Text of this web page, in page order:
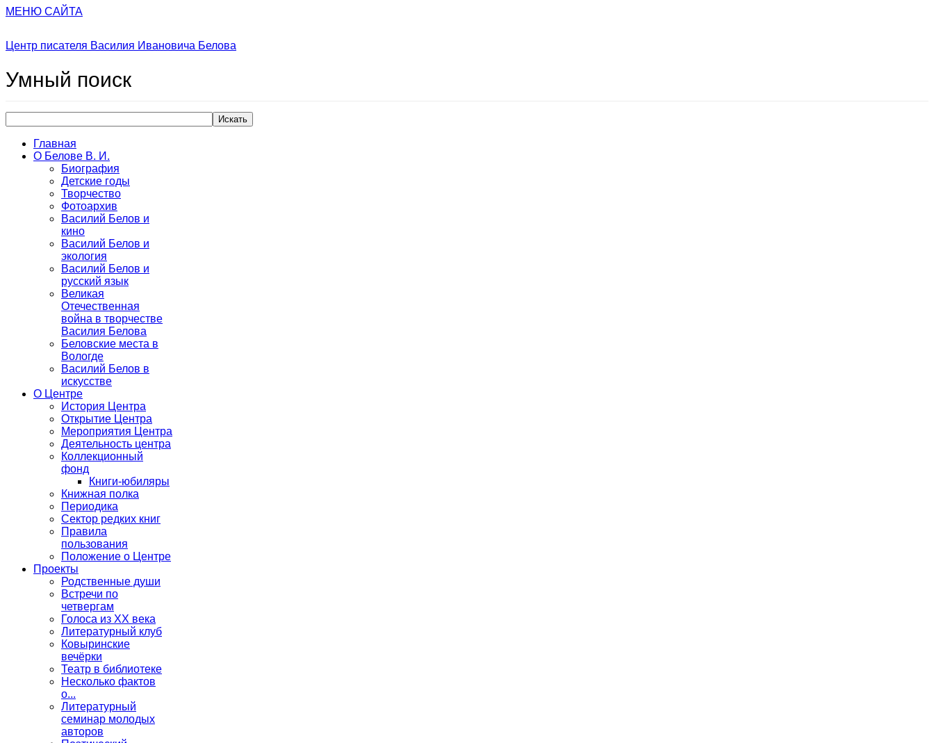
МЕНЮ САЙТА
Центр писателя Василия Ивановича Белова
Умный поиск
Искать
Главная
О Белове В. И.
Биография
Детские годы
Творчество
Фотоархив
Василий Белов и
кино
Василий Белов и
экология
Василий Белов и
русский язык
Великая
Отечественная
война в творчестве
Василия Белова
Беловские места в
Вологде
Василий Белов в
искусстве
О Центре
История Центра
Открытие Центра
Мероприятия Центра
Деятельность центра
Коллекционный
фонд
Книги-юбиляры
Книжная полка
Периодика
Сектор редких книг
Правила
пользования
Положение о Центре
Проекты
Родственные души
Встречи по
четвергам
Голоса из ХХ века
Литературный клуб
Ковыринские
вечёрки
Театр в библиотеке
Несколько фактов
о...
Литературный
семинар молодых
авторов